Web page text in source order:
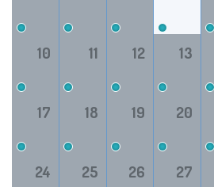
10 11 12 13
17 18 19 20
24 25 26 27